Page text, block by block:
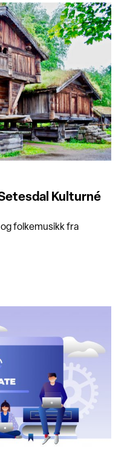
Kulturné
folkemusikk fra